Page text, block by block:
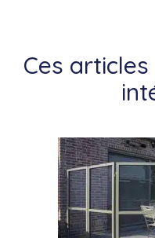
Ces